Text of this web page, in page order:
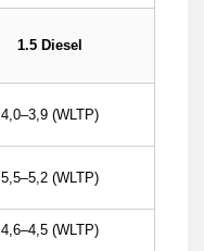
1.5 Diesel
4,0–3,9 (WLTP)
5,5–5,2 (WLTP)
4,6–4,5 (WLTP)